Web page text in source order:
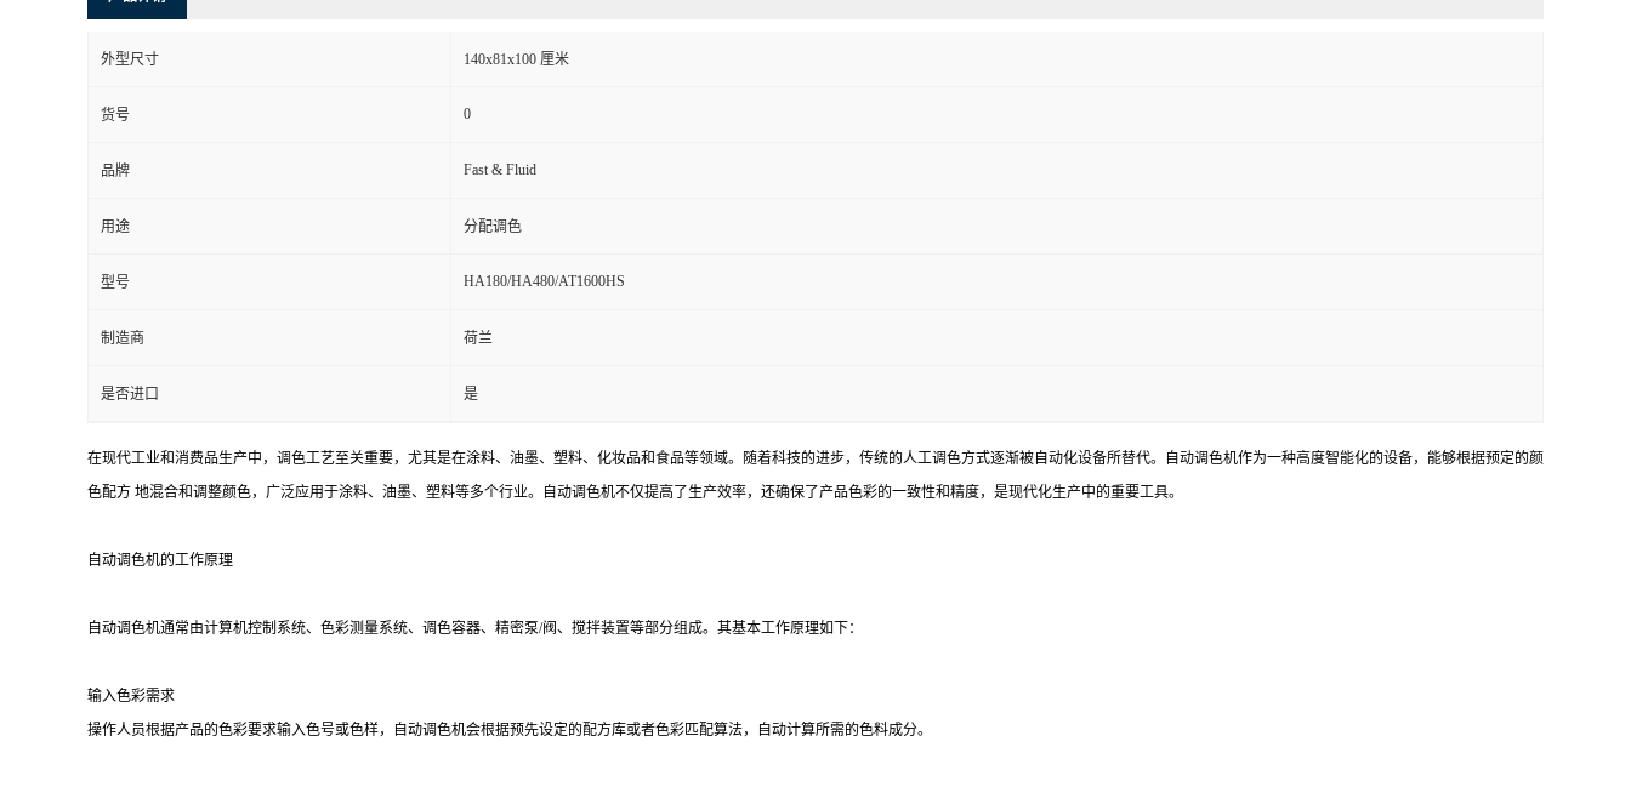
外型尺寸 140x81x100 厘米
货号 0
品牌 Fast & Fluid
用途 分配调色
型号 HA180/HA480/AT1600HS
制造商 荷兰
是否进口 是
在现代工业和消费品生产中，调色工艺至关重要，尤其是在涂料、油墨、塑料、化妆品和食品等领域。随着科技的进步，传统的人工调色方式逐渐被自动化设备所替代。自动调色机作为一种高度智能化的设备，能够根据预定的颜
色配方 地混合和调整颜色，广泛应用于涂料、油墨、塑料等多个行业。自动调色机不仅提高了生产效率，还确保了产品色彩的一致性和精度，是现代化生产中的重要工具。
自动调色机的工作原理
自动调色机通常由计算机控制系统、色彩测量系统、调色容器、精密泵/阀、搅拌装置等部分组成。其基本工作原理如下：
输入色彩需求
操作人员根据产品的色彩要求输入色号或色样，自动调色机会根据预先设定的配方库或者色彩匹配算法，自动计算所需的色料成分。